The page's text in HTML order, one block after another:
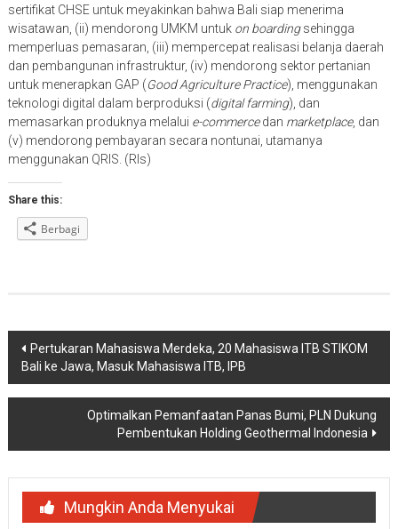
sertifikat CHSE untuk meyakinkan bahwa Bali siap menerima
wisatawan, (ii) mendorong UMKM untuk on boardingsehingga
memperluas pemasaran, (iii) mempercepat realisasi belanja daerah
dan pembangunan infrastruktur, (iv) mendorong sektor pertanian
untuk menerapkan GAP (Good Agriculture Practice), menggunakan
teknologi digital dalam berproduksi (digital farming), dan
memasarkan produknya melalui e-commercedan marketplace, dan
(v) mendorong pembayaran secara nontunai, utamanya
menggunakan QRIS. (Rls)
Share this:
Berbagi
Navigasi
pos
Pertukaran Mahasiswa Merdeka, 20 Mahasiswa ITB STIKOM
Bali ke Jawa, Masuk Mahasiswa ITB, IPB
Optimalkan Pemanfaatan Panas Bumi, PLN Dukung
Pembentukan Holding Geothermal Indonesia
Mungkin Anda Menyukai